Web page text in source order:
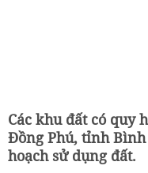
Các khu đất có quy
Đồng Phú, tỉnh
hoạch sử dụng đất.